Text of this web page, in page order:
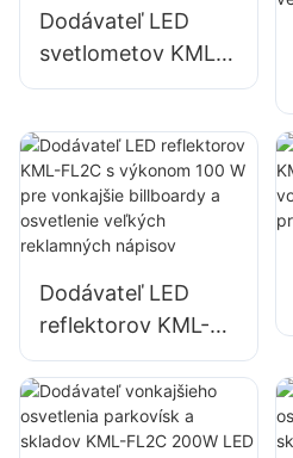
a osvetlenie
veľkých
reklamných
Dodávateľ LED
svetlometov KML-
FL05 300W,
prístavov a dokov
Dodávateľ LED
reflektorov KML-
FL2C s výkonom
100 W pre
vonkajšie billboardy